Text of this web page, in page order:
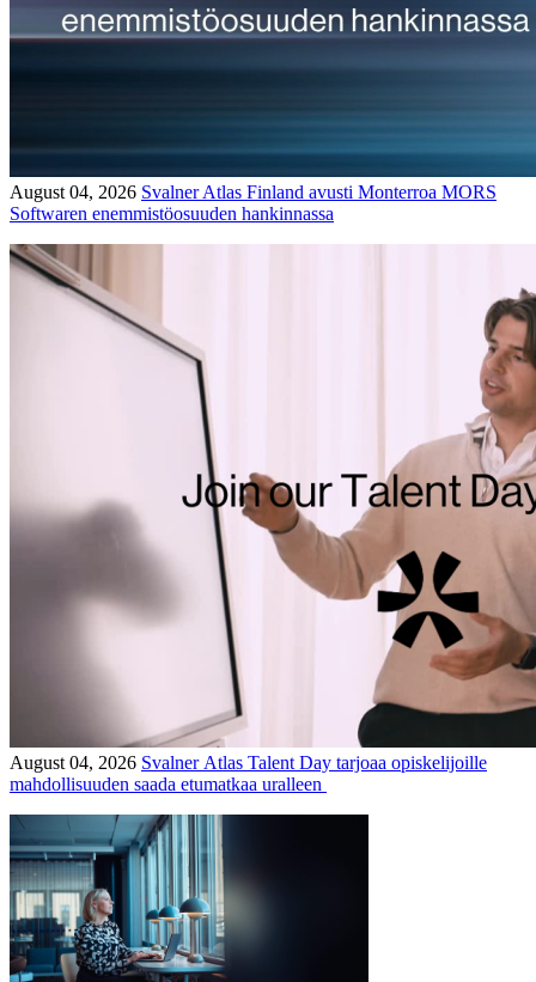
August 04, 2026 Svalner Atlas Finland avusti Monterroa MORS
Softwaren enemmistöosuuden hankinnassa
August 04, 2026 Svalner Atlas Talent Day tarjoaa opiskelijoille
mahdollisuuden saada etumatkaa uralleen